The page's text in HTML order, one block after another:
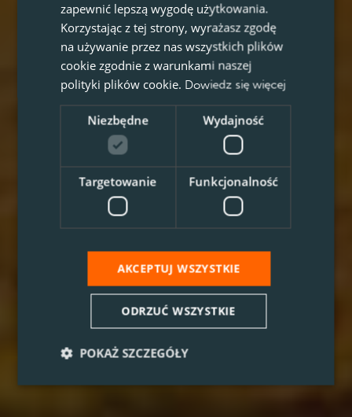
zapewnić lepszą wygodę użytkowania.
Korzystając z tej strony, wyrażasz zgodę
na używanie przez nas wszystkich plików
cookie zgodnie z warunkami naszej
polityki plików cookie. Dowiedz się więcej
Niezbędne Wydajność
Targetowanie Funkcjonalność
AKCEPTUJ WSZYSTKIE
ODRZUĆ WSZYSTKIE
POKAŻ SZCZEGÓŁY